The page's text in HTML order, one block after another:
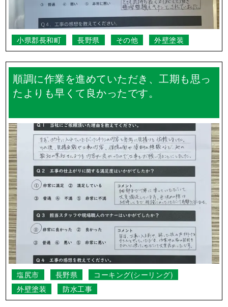
小県郡長和町 長野県 その他 外壁塗装
順調に作業を進めていただき、工期も思っ
たよりも早くて良かったです。
塩尻市 長野県
コーキング(シーリング)
外壁塗装
防水工事